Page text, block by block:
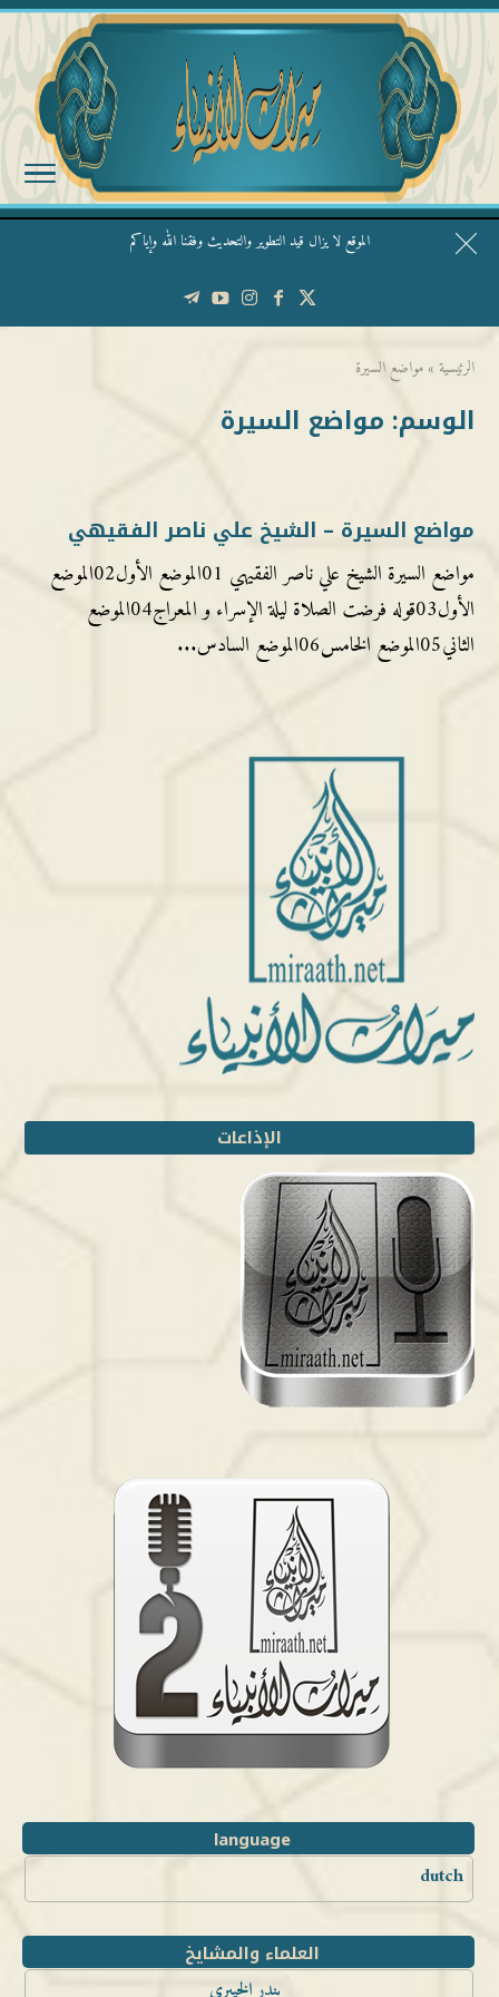
الموقع لا يزال قيد التطوير والتحديث وفقنا الله وإياكم
قال الشيخ ربيع وفقه الله: نحن ليس عندنا تقديس الأشخاص
الرئيسية » مواضع السيرة
الوسم: مواضع السيرة
مواضع السيرة – الشيخ علي ناصر الفقيهي
مواضع السيرة الشيخ علي ناصر الفقيهي 01الموضع الأول02الموضع
الأول03قوله فرضت الصلاة ليلة الإسراء و المعراج04الموضع
الثاني05الموضع الخامس06الموضع السادس...
الإذاعات
language
dutch
العلماء والمشايخ
بندر الخيبري